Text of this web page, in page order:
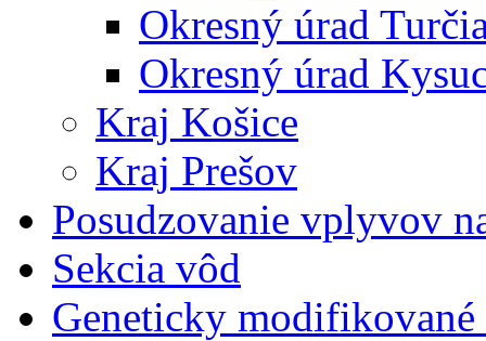
Okresný úrad
Okresný úrad
Kraj Košice
Kraj Prešov
Posudzovanie vplyvov
Sekcia vôd
Geneticky